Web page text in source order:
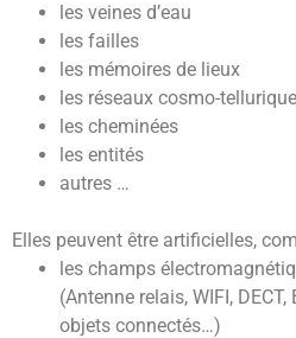
les veines d’eau
les failles
les mémoires de lieux
les réseaux cosmo-
les cheminées
les entités
autres …
Elles peuvent être artificielles,
les champs
(Antenne relais, WIFI,
objets connectés…)